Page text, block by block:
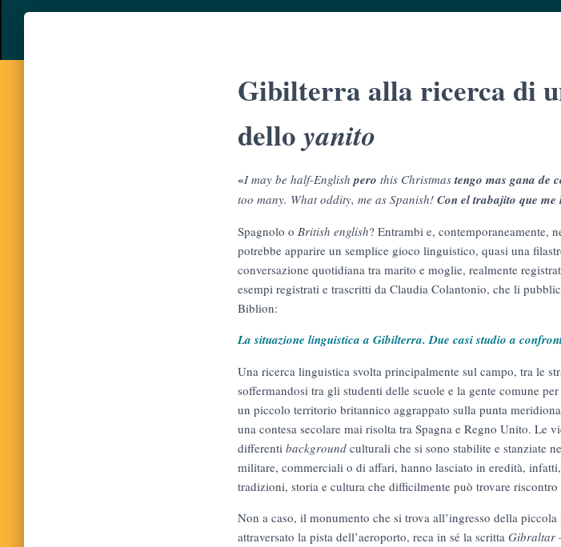
Gibilterra alla ricerca di
dello yanito
«I may be half-Englishpero this Christmas tengo mas gana de
too many. What oddity, me as Spanish! Con el trabajito que me
Spagnolo o British english? Entrambi e, contemporaneamente,
potrebbe apparire un semplice gioco linguistico, quasi una
conversazione quotidiana tra marito e moglie, realmente
esempi registrati e trascritti da Claudia Colantonio, che li
Biblion:
La situazione linguistica a Gibilterra. Due casi studio a
Una ricerca linguistica svolta principalmente sul campo, tra le
soffermandosi tra gli studenti delle scuole e la gente comune
un piccolo territorio britannico aggrappato sulla punta
una contesa secolare mai risolta tra Spagna e Regno Unito. Le
differenti background culturali che si sono stabilite e stanziate
militare, commerciali o di affari, hanno lasciato in eredità,
tradizioni, storia e cultura che difficilmente può trovare riscontro
Non a caso, il monumento che si trova all’ingresso della
attraversato la pista dell’aeroporto, reca in sé la scritta Gibraltar